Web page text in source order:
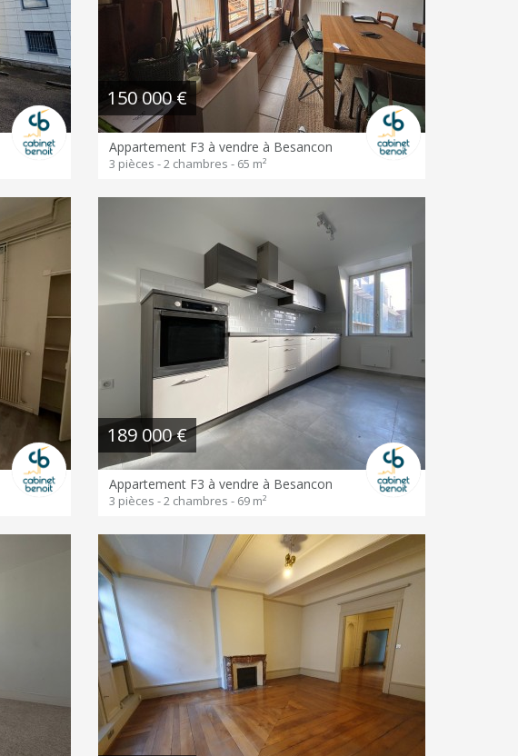
150 000 €
Appartement F3 à vendre à Besancon
3 pièces - 2 chambres - 65 m²
189 000 €
Appartement F3 à vendre à Besancon
3 pièces - 2 chambres - 69 m²